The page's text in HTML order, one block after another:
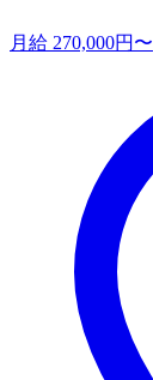
月給 270,000円〜